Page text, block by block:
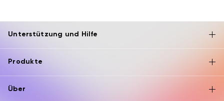
Unterstützung und Hilfe
Produkte
Über